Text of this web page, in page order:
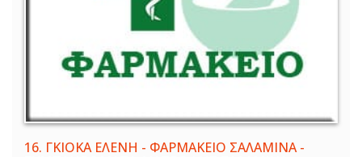
16. ΓΚΙΟΚΑ ΕΛΕΝΗ - ΦΑΡΜΑΚΕΙΟ ΣΑΛΑΜΙΝΑ -